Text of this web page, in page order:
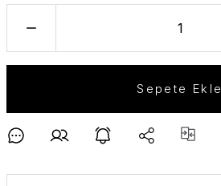
Sepete Ekle